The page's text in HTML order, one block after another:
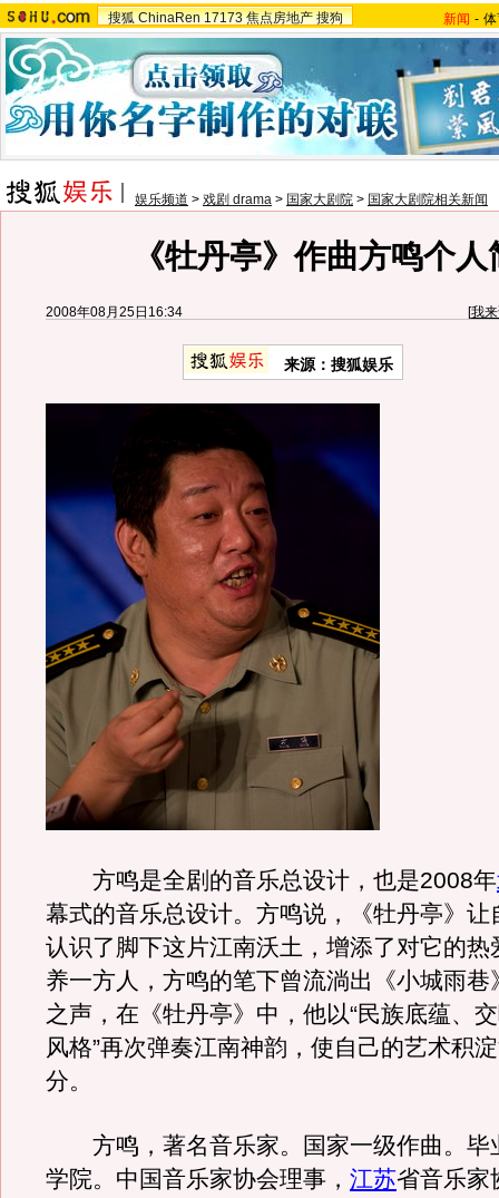
搜狐 ChinaRen 17173 焦点房地产 搜狗 新闻 -
娱乐频道 > 戏剧 drama > 国家大剧院 > 国家大剧院相关新闻
《牡丹亭》作曲方鸣个人
2008年08月25日16:34 [我
来源：搜狐娱乐
方鸣是全剧的音乐总设计，也是2008年
幕式的音乐总设计。方鸣说，《牡丹亭》让
认识了脚下这片江南沃土，增添了对它的热
养一方人，方鸣的笔下曾流淌出《小城雨巷
之声，在《牡丹亭》中，他以“民族底蕴、
风格”再次弹奏江南神韵，使自己的艺术积
分。
方鸣，著名音乐家。国家一级作曲。毕
学院。中国音乐家协会理事， 江苏省音乐家